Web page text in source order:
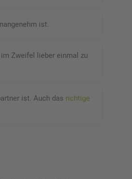
ist.
Zweifel lieber einmal zu
ist. Auch das richtige